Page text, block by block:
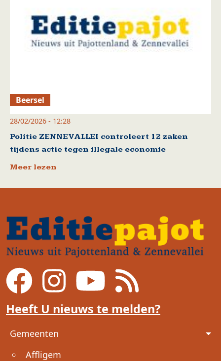
Beersel
28/02/2026 - 12:28
Politie ZENNEVALLEI controleert 12 zaken
tijdens actie tegen illegale economie
Meer lezen
Heeft U nieuws te melden?
Voet
Gemeenten
Affligem